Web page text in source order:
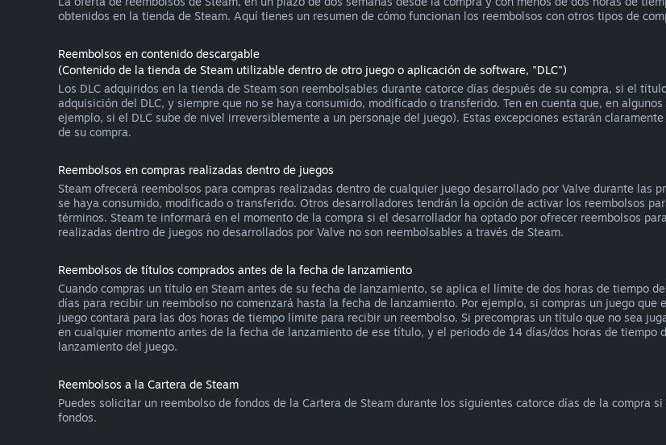
obtenidos en la tienda de Steam. Aquí tienes un resumen de cómo funcionan los reembolsos con otros tipos de
Reembolsos en contenido descargable
(Contenido de la tienda de Steam utilizable dentro de otro juego o aplicación de software, "DLC")
Los DLC adquiridos en la tienda de Steam son reembolsables durante catorce días después de su compra, si el
adquisición del DLC, y siempre que no se haya consumido, modificado o transferido. Ten en cuenta que, en
ejemplo, si el DLC sube de nivel irreversiblemente a un personaje del juego). Estas excepciones estarán
de su compra.
Reembolsos en compras realizadas dentro de juegos
Steam ofrecerá reembolsos para compras realizadas dentro de cualquier juego desarrollado por Valve durante las
se haya consumido, modificado o transferido. Otros desarrolladores tendrán la opción de activar los reembolsos
términos. Steam te informará en el momento de la compra si el desarrollador ha optado por ofrecer reembolsos
realizadas dentro de juegos no desarrollados por Valve no son reembolsables a través de Steam.
Reembolsos de títulos comprados antes de la fecha de lanzamiento
Cuando compras un título en Steam antes de su fecha de lanzamiento, se aplica el límite de dos horas de tiempo
días para recibir un reembolso no comenzará hasta la fecha de lanzamiento. Por ejemplo, si compras un juego que
juego contará para las dos horas de tiempo límite para recibir un reembolso. Si precompras un título que no sea
en cualquier momento antes de la fecha de lanzamiento de ese título, y el periodo de 14 días/dos horas de
lanzamiento del juego.
Reembolsos a la Cartera de Steam
Puedes solicitar un reembolso de fondos de la Cartera de Steam durante los siguientes catorce días de la compra
fondos.